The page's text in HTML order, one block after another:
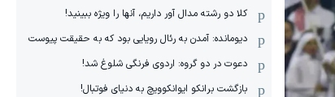
کلا دو‌ رشته مدال آور داریم، آنها را ویژه ببینید!
دیومانده: آمدن به رئال رویایی بود که به حقیقت پیوست
دعوت در دو گروه: اردوی فرنگی شلوغ شد!
بازگشت برانکو ایوانکوویچ به دنیای فوتبال!